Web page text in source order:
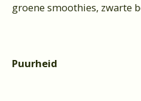
groene smoothies, zwarte
Puurheid